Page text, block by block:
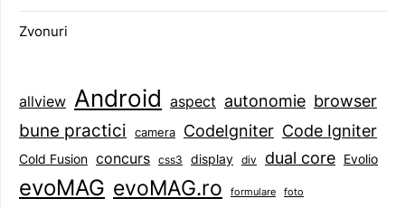
Zvonuri
allview Android aspect autonomie browser
bune practici camera CodeIgniter Code Igniter
Cold Fusion concurs css3 display div dual core Evolio
evoMAG evoMAG.ro formulare foto